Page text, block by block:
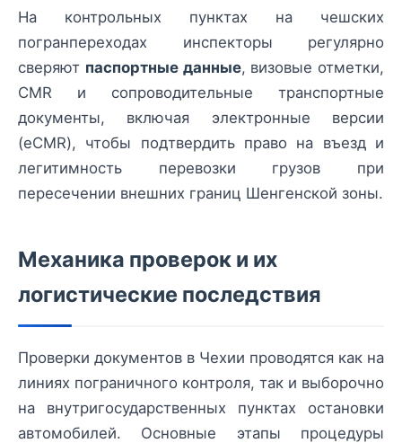
На контрольных пунктах на чешских
погранпереходах инспекторы регулярно
сверяют паспортные данные, визовые отметки,
CMR и сопроводительные транспортные
документы, включая электронные версии
(eCMR), чтобы подтвердить право на въезд и
легитимность перевозки грузов при
пересечении внешних границ Шенгенской зоны.
Механика проверок и их
логистические последствия
Проверки документов в Чехии проводятся как на
линиях пограничного контроля, так и выборочно
на внутригосударственных пунктах остановки
автомобилей. Основные этапы процедуры